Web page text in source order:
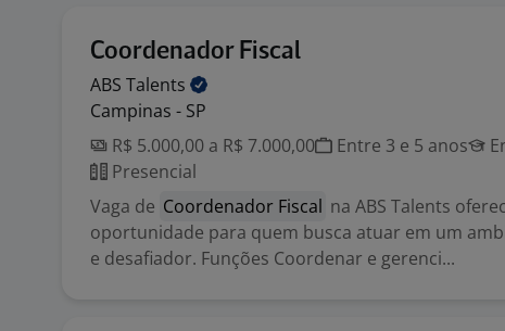
Coordenador Fiscal
ABS Talents
Campinas - SP
R$ 5.000,00 a R$ 7.000,00
Entre 3 e 5 anos
Presencial
Vaga de Coordenador Fiscal na ABS Talents
oportunidade para quem busca atuar em um
e desafiador. Funções Coordenar e gerenci...